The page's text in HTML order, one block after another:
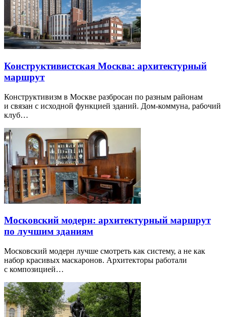
Конструктивистская Москва: архитектурный
маршрут
Конструктивизм в Москве разбросан по разным районам
и связан с исходной функцией зданий. Дом-коммуна, рабочий
клуб…
Московский модерн: архитектурный маршрут
по лучшим зданиям
Московский модерн лучше смотреть как систему, а не как
набор красивых маскаронов. Архитекторы работали
с композицией…